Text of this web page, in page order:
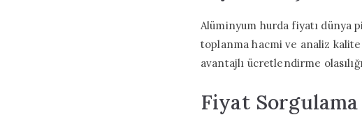
Alüminyum hurda fiyatı dünya
toplanma hacmi ve analiz
avantajlı ücretlendirme
Fiyat Sorgulama